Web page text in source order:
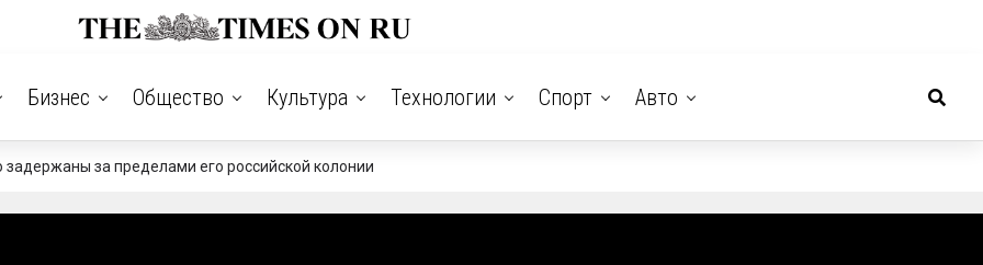
Бизнес Общество Культура Технологии Спорт Авто
за пределами его российской колонии